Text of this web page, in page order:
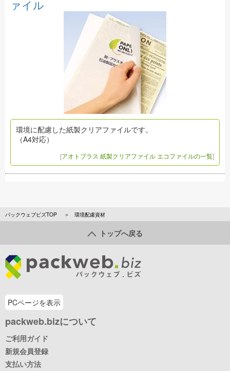
ァイル
環境に配慮した紙製クリアファイルです。
（A4対応）
[アオトプラス 紙製クリアファイル エコファイルの一覧]
パックウェブビズTOP 環境配慮資材
トップへ戻る
PCページを表示
packweb.bizについて
ご利用ガイド
新規会員登録
支払い方法